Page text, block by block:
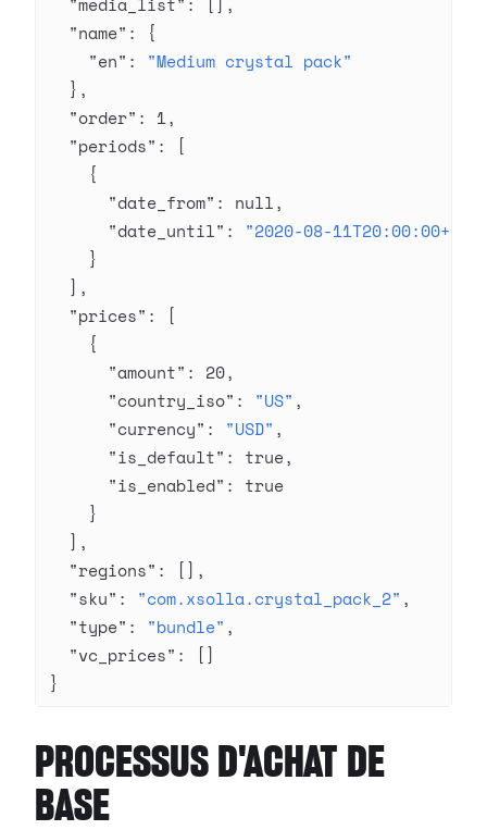
  "name"
: {
    "en"
: "Medium crystal pack"
  },
  "order"
: 1,
  "periods"
: [
    {
      "date_from"
: null,
      "date_until"
: "2020-08-
    }
  ],
  "prices"
: [
    {
      "amount"
: 20,
      "country_iso"
: "US" ,
      "currency"
: "USD" ,
      "is_default"
: true,
      "is_enabled"
: true
    }
  ],
  "regions"
: [],
  "sku"
: "com.xsolla.crystal_pack_2" ,
  "type"
: "bundle" ,
  "vc_prices"
: []
}
PROCESSUS D'ACHAT DE
BASE